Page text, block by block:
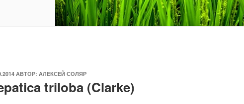
АВТОР: АЛЕКСЕЙ СОЛЯР
triloba (Clarke)